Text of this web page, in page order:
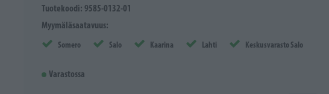
Tuotekoodi: 9585-0132-01
Myymäläsaatavuus:
Somero Salo Kaarina Lahti Keskusvarasto Salo
Varastossa